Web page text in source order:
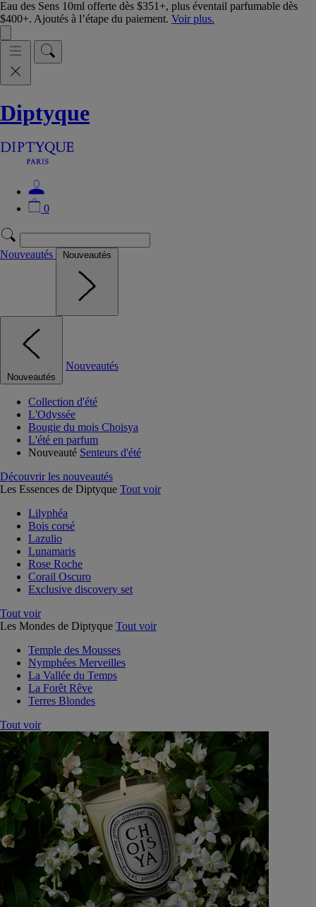
Eau des Sens 10ml offerte dès $351+, plus éventail parfumable dès
$400+. Ajoutés à l’étape du paiement. Voir plus.
Diptyque
0
Nouveautés Nouveautés
Nouveautés
Nouveautés
Collection d'été
L'Odyssée
Bougie du mois Choisya
L'été en parfum
Nouveauté Senteurs d'été
Découvrir les nouveautés
Les Essences de Diptyque Tout voir
Lilyphéa
Bois corsé
Lazulio
Lunamaris
Rose Roche
Corail Oscuro
Exclusive discovery set
Tout voir
Les Mondes de Diptyque Tout voir
Temple des Mousses
Nymphées Merveilles
La Vallée du Temps
La Forêt Rêve
Terres Blondes
Tout voir